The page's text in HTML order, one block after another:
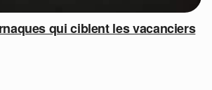
qui ciblent les vacanciers